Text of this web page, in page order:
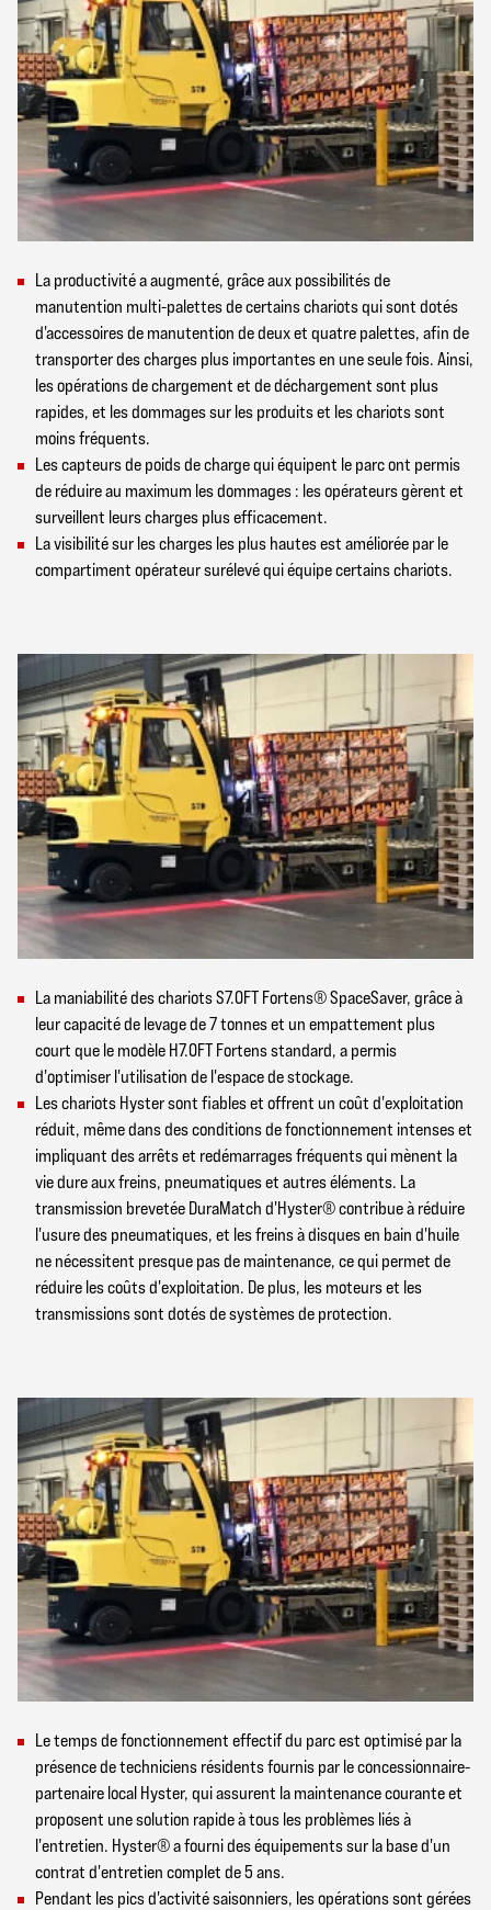
La productivité a augmenté, grâce aux possibilités de
manutention multi-palettes de certains chariots qui sont dotés
d'accessoires de manutention de deux et quatre palettes, afin de
transporter des charges plus importantes en une seule fois. Ainsi,
les opérations de chargement et de déchargement sont plus
rapides, et les dommages sur les produits et les chariots sont
moins fréquents.
Les capteurs de poids de charge qui équipent le parc ont permis
de réduire au maximum les dommages : les opérateurs gèrent et
surveillent leurs charges plus efficacement.
La visibilité sur les charges les plus hautes est améliorée par le
compartiment opérateur surélevé qui équipe certains chariots.
La maniabilité des chariots S7.0FT Fortens® SpaceSaver, grâce à
leur capacité de levage de 7 tonnes et un empattement plus
court que le modèle H7.0FT Fortens standard, a permis
d'optimiser l'utilisation de l'espace de stockage.
Les chariots Hyster sont fiables et offrent un coût d'exploitation
réduit, même dans des conditions de fonctionnement intenses et
impliquant des arrêts et redémarrages fréquents qui mènent la
vie dure aux freins, pneumatiques et autres éléments. La
transmission brevetée DuraMatch d'Hyster® contribue à réduire
l'usure des pneumatiques, et les freins à disques en bain d'huile
ne nécessitent presque pas de maintenance, ce qui permet de
réduire les coûts d'exploitation. De plus, les moteurs et les
transmissions sont dotés de systèmes de protection.
Le temps de fonctionnement effectif du parc est optimisé par la
présence de techniciens résidents fournis par le concessionnaire-
partenaire local Hyster, qui assurent la maintenance courante et
proposent une solution rapide à tous les problèmes liés à
l'entretien. Hyster® a fourni des équipements sur la base d'un
contrat d'entretien complet de 5 ans.
Pendant les pics d'activité saisonniers, les opérations sont gérées